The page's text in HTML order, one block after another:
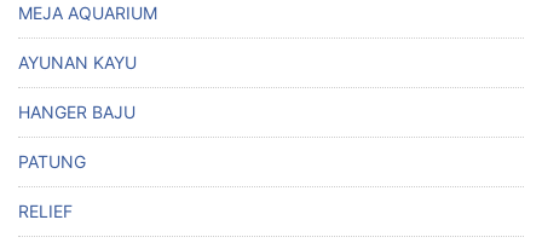
MEJA AQUARIUM
AYUNAN KAYU
HANGER BAJU
PATUNG
RELIEF